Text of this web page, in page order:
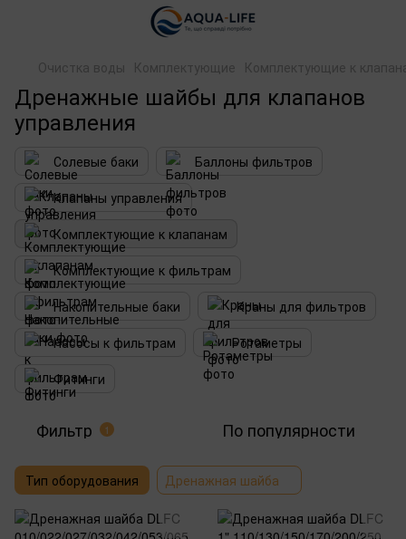
Очистка воды Комплектующие Комплектующие к
Дренажные шайбы для клапанов
управления
Солевые баки
Баллоны фильтров
Клапаны управления
Комплектующие к клапанам
Комплектующие к фильтрам
Накопительные баки
Краны для фильтров
Насосы к фильтрам
Ротаметры
Фитинги
Фильтр 1 По популярности
Тип оборудования Дренажная шайба